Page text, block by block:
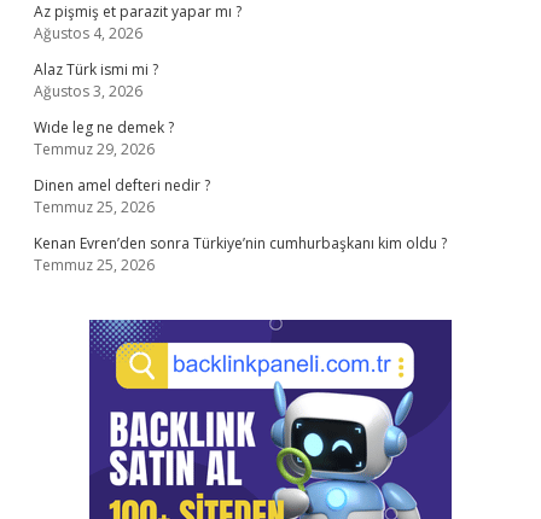
Az pişmiş et parazit yapar mı ?
Ağustos 4, 2026
Alaz Türk ismi mi ?
Ağustos 3, 2026
Wıde leg ne demek ?
Temmuz 29, 2026
Dinen amel defteri nedir ?
Temmuz 25, 2026
Kenan Evren’den sonra Türkiye’nin cumhurbaşkanı kim oldu ?
Temmuz 25, 2026